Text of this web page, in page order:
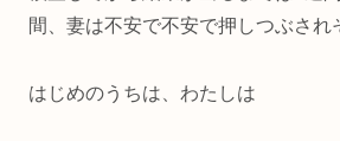
間、妻は不安で不安で押しつぶされ
はじめのうちは、わたしは